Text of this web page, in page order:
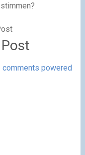
comments powered